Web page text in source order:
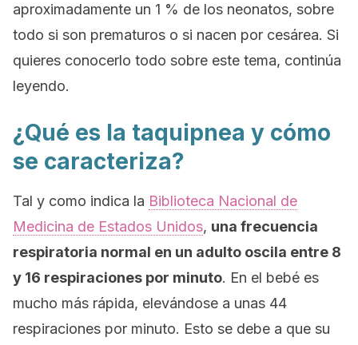
aproximadamente un 1 % de los neonatos, sobre
todo si son prematuros o si nacen por cesárea. Si
quieres conocerlo todo sobre este tema, continúa
leyendo.
¿Qué es la taquipnea y cómo
se caracteriza?
Tal y como indica la Biblioteca Nacional de
Medicina de Estados Unidos, una frecuencia
respiratoria normal en un adulto oscila entre 8
y 16 respiraciones por minuto. En el bebé es
mucho más rápida, elevándose a unas 44
respiraciones por minuto. Esto se debe a que su